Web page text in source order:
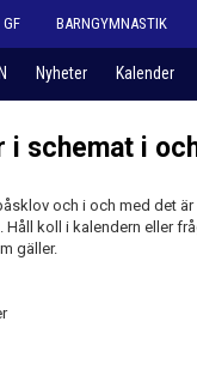
BARNGYMNASTIK
Nyheter Kalender
i schemat i
och i och med det
Håll koll i kalendern eller
gäller.